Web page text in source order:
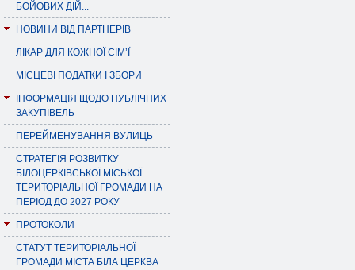
БОЙОВИХ ДІЙ...
НОВИНИ ВІД ПАРТНЕРІВ
ЛІКАР ДЛЯ КОЖНОЇ СІМ’Ї
МІСЦЕВІ ПОДАТКИ І ЗБОРИ
ІНФОРМАЦІЯ ЩОДО ПУБЛІЧНИХ
ЗАКУПІВЕЛЬ
ПЕРЕЙМЕНУВАННЯ ВУЛИЦЬ
СТРАТЕГІЯ РОЗВИТКУ
БІЛОЦЕРКІВСЬКОЇ МІСЬКОЇ
ТЕРИТОРІАЛЬНОЇ ГРОМАДИ НА
ПЕРІОД ДО 2027 РОКУ
ПРОТОКОЛИ
СТАТУТ ТЕРИТОРІАЛЬНОЇ
ГРОМАДИ МІСТА БІЛА ЦЕРКВА